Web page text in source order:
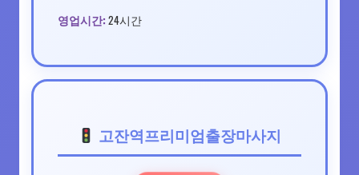
영업시간: 24시간
고잔역프리미엄출장마사지